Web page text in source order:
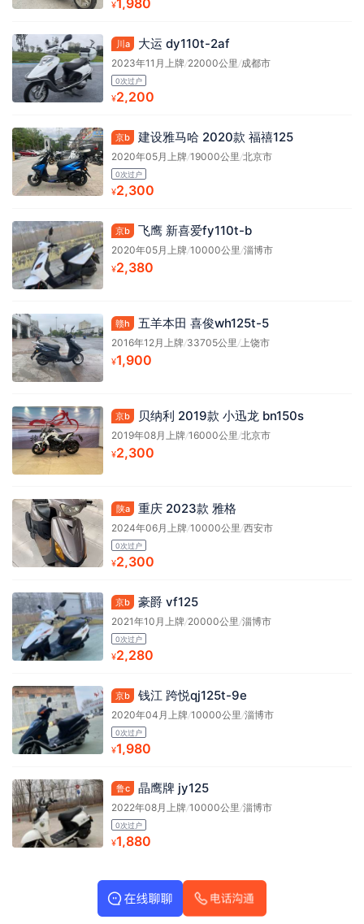
¥
川a 大运 dy110t-2af
2023年11月上牌/22000公里 /成都市
0次过户
¥2,200
京b 建设雅马哈 2020款 福禧125
2020年05月上牌/19000公里 /北京市
0次过户
¥2,300
京b 飞鹰 新喜爱fy110t-b
2020年05月上牌/10000公里 /淄博市
¥2,380
赣h 五羊本田 喜俊wh125t-5
2016年12月上牌/33705公里 /上饶市
¥1,900
京b 贝纳利 2019款 小迅龙 bn150s
2019年08月上牌/16000公里 /北京市
¥2,300
陕a 重庆 2023款 雅格
2024年06月上牌/10000公里 /西安市
0次过户
¥2,300
京b 豪爵 vf125
2021年10月上牌/20000公里 /淄博市
0次过户
¥2,280
京b 钱江 跨悦qj125t-9e
2020年04月上牌/10000公里 /淄博市
0次过户
¥1,980
鲁c 晶鹰牌 jy125
2022年08月上牌/10000公里/淄博市
0次过户
¥1,880